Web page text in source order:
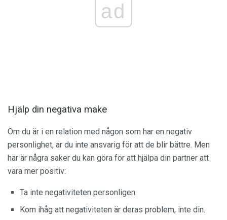
ad
Hjälp din negativa make
Om du är i en relation med någon som har en negativ
personlighet, är du inte ansvarig för att de blir bättre. Men
här är några saker du kan göra för att hjälpa din partner att
vara mer positiv:
Ta inte negativiteten personligen.
Kom ihåg att negativiteten är deras problem, inte din.